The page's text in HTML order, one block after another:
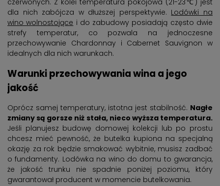
dla nich zabójcza w dłuższej perspektywie. Lodówki na
wino wolnostojące i do zabudowy posiadają często dwie
strefy temperatur, co pozwala na jednoczesne
przechowywanie Chardonnay i Cabernet Sauvignon w
idealnych dla nich warunkach.
Warunki przechowywania wina a jego
jakość
Oprócz samej temperatury, istotna jest stabilność. Nagłe
zmiany są gorsze niż stała, nieco wyższa temperatura.
Jeśli planujesz budowę domowej kolekcji lub po prostu
chcesz mieć pewność, że butelka kupiona na specjalną
okazję za rok będzie smakować wybitnie, musisz zadbać
o fundamenty. Lodówka na wino do domu to gwarancja,
że jakość trunku nie spadnie poniżej poziomu, który
gwarantował producent w momencie butelkowania.